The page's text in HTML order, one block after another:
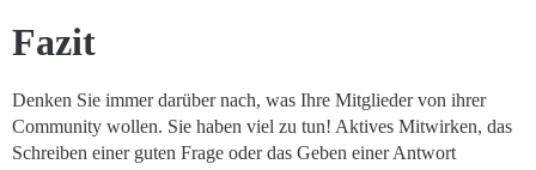
Fazit
Denken Sie immer darüber nach, was Ihre Mitglieder von ihrer
Community wollen. Sie haben viel zu tun! Aktives Mitwirken, das
Schreiben einer guten Frage oder das Geben einer Antwort